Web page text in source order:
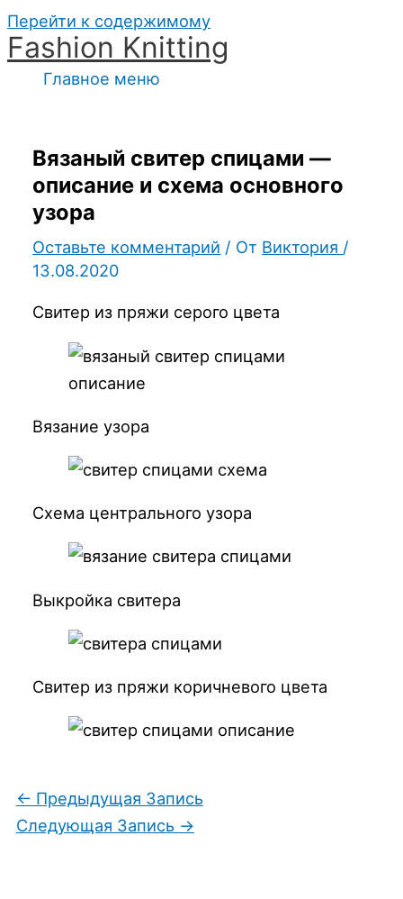
Перейти к содержимому
Fashion Knitting
Главное меню
Вязаный свитер спицами —
описание и схема основного
узора
Оставьте комментарий / От Виктория /
13.08.2020
Свитер из пряжи серого цвета
Вязание узора
Схема центрального узора
Выкройка свитера
Свитер из пряжи коричневого цвета
← Предыдущая Запись
Следующая Запись →